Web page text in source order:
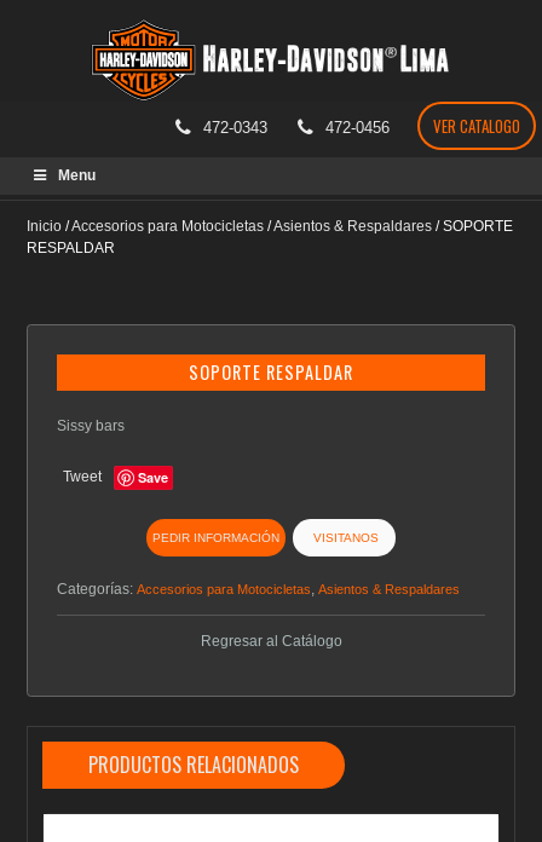
472-0343 472-0456 VER CATALOGO
Menu
Inicio /Accesorios para Motocicletas /Asientos & Respaldares /SOPORTE
RESPALDAR
SOPORTE RESPALDAR
Sissy bars
Tweet Save
PEDIR INFORMACIÓN VISITANOS
Categorías:Accesorios para Motocicletas ,Asientos & Respaldares
Regresar al Catálogo
PRODUCTOS RELACIONADOS